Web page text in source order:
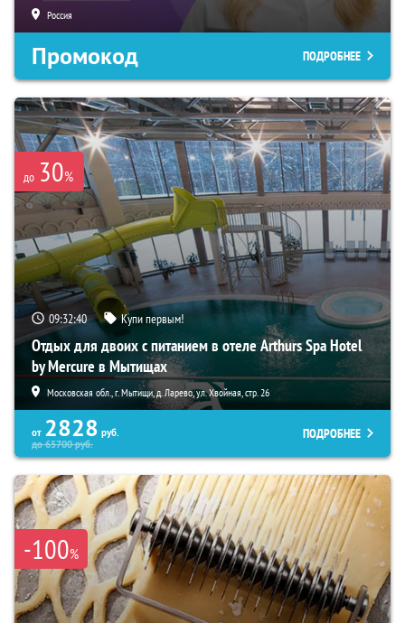
Россия
Промокод ПОДРОБНЕЕ
до 30%
09:32:39 Купи первым!
Отдых для двоих с питанием в отеле Arthurs Spa Hotel
by Mercure в Мытищах
Московская обл., г. Мытищи, д. Ларево, ул. Хвойная, стр. 26
от 2828 руб.
до65700руб.
ПОДРОБНЕЕ
-100%